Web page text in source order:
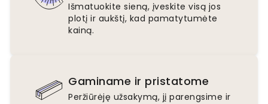
Išmatuokite sieną, įveskite visą jos
plotį ir aukštį, kad pamatytumėte
kainą.
Gaminame ir pristatome
Peržiūrėję užsakymą, jį parengsime ir